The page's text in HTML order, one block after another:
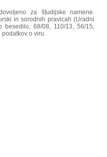
za študijske namene.
in sorodnih pravicah (Uradni
68/08, 110/13, 56/15,
o viru.